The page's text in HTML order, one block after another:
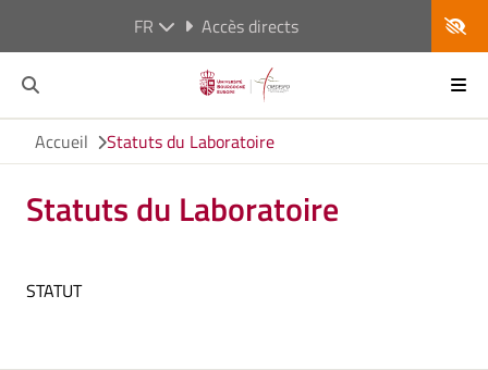
FR Accès directs
Accueil Statuts du Laboratoire
Statuts du Laboratoire
STATUT